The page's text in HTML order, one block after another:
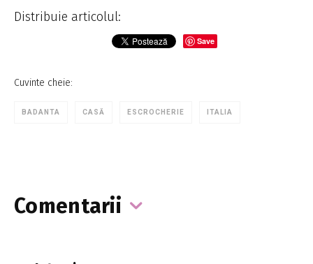
Distribuie articolul:
Save
Cuvinte cheie:
BADANTA CASĂ ESCROCHERIE ITALIA
Comentarii